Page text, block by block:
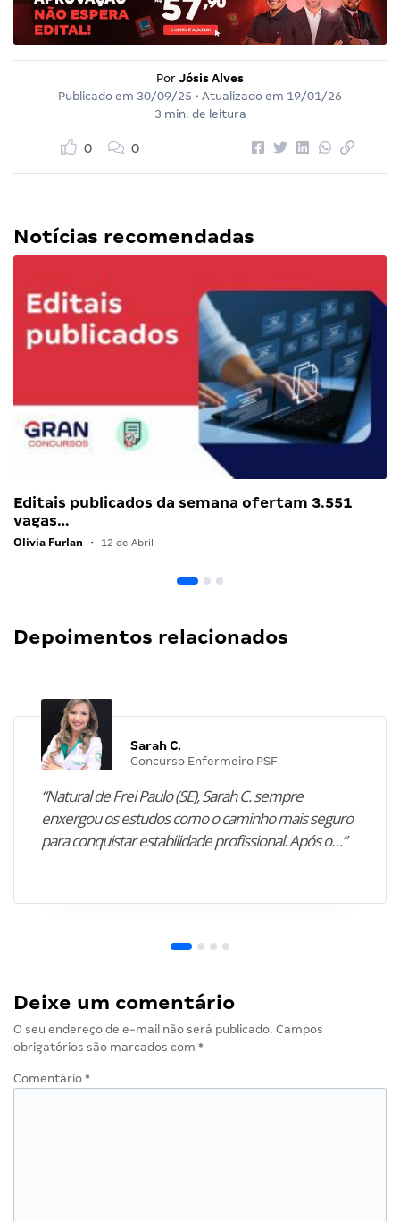
Por Jósis Alves
Publicado em 30/09/25 • Atualizado em 19/01/26
3 min. de leitura
0 0
Notícias recomendadas
Editais publicados da semana ofertam 3.551
vagas…
Olivia Furlan • 12 de Abril
Depoimentos relacionados
Sarah C.
Concurso Enfermeiro PSF
“Natural de Frei Paulo (SE), Sarah C. sempre
enxergou os estudos como o caminho mais seguro
para conquistar estabilidade profissional. Após o…”
Deixe um comentário
O seu endereço de e-mail não será publicado. Campos
obrigatórios são marcados com *
Comentário *